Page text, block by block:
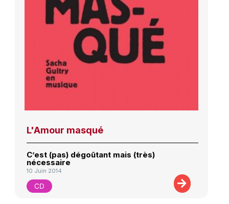
L'Amour masqué
C’est (pas) dégoûtant mais (très)
nécessaire
10 Juin 2014
CD